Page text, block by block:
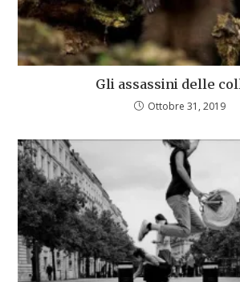
Gli assassini delle
Ottobre 31, 2019